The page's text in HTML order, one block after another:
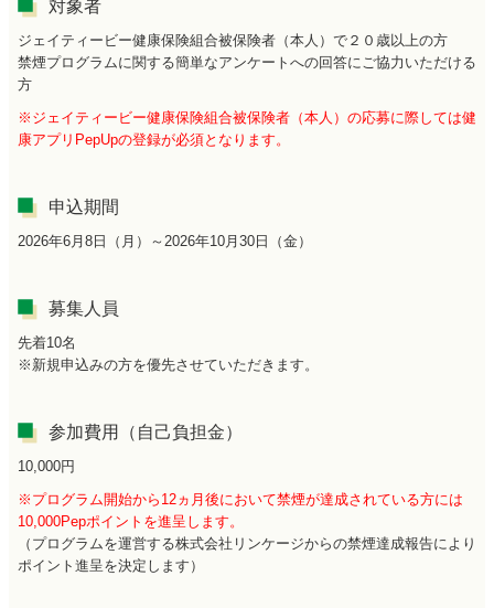
対象者
ジェイティービー健康保険組合被保険者（本人）で２０歳以上の方
禁煙プログラムに関する簡単なアンケートへの回答にご協力いただける
方
※ジェイティービー健康保険組合被保険者（本人）の応募に際しては健
康アプリPepUpの登録が必須となります。
申込期間
2026年6月8日（月）～2026年10月30日（金）
募集人員
先着10名
※新規申込みの方を優先させていただきます。
参加費用（自己負担金）
10,000円
※プログラム開始から12ヵ月後において禁煙が達成されている方には
10,000Pepポイントを進呈します。
（プログラムを運営する株式会社リンケージからの禁煙達成報告により
ポイント進呈を決定します）